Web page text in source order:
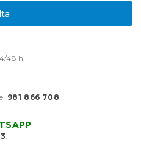
48 h.
981 866 708.
.